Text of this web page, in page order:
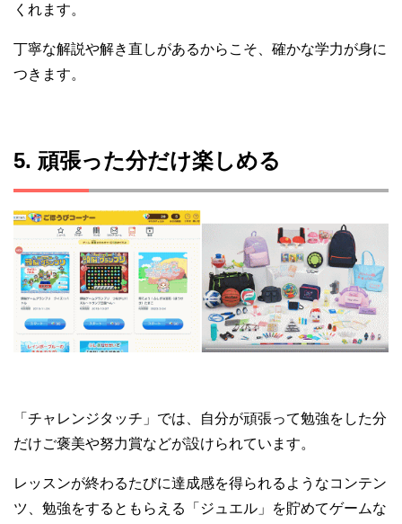
くれます。
丁寧な解説や解き直しがあるからこそ、確かな学力が身に
つきます。
5. 頑張った分だけ楽しめる
「チャレンジタッチ」では、自分が頑張って勉強をした分
だけご褒美や努力賞などが設けられています。
レッスンが終わるたびに達成感を得られるようなコンテン
ツ、勉強をするともらえる「ジュエル」を貯めてゲームな